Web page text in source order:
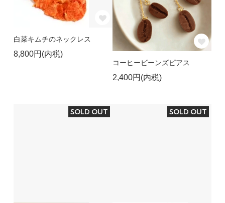
白菜キムチのネックレス
8,800円(内税)
コーヒービーンズピアス
2,400円(内税)
SOLD OUT SOLD OUT